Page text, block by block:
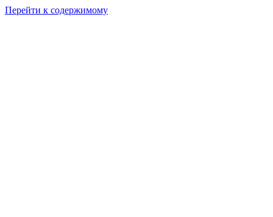
Перейти к содержимому